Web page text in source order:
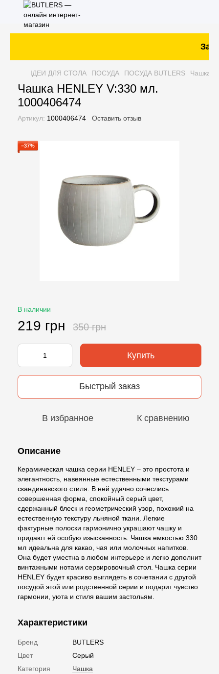
ІДЕИ ДЛЯ СТОЛА ПОСУДА ПОСУДА BUTLERS Чашка
Чашка HENLEY V:330 мл.
1000406474
Артикул: 1000406474 Оставить отзыв
−37%
В наличии
219 грн 350 грн
Купить
Быстрый заказ
В избранное К сравнению
Описание
Керамическая чашка серии HENLEY – это простота и
элегантность, навеянные естественными текстурами
скандинавского стиля. В ней удачно сочеслись
совершенная форма, спокойный серый цвет,
сдержанный блеск и геометрический узор, похожий на
естественную текстуру льняной ткани. Легкие
фактурные полоски гармонично украшают чашку и
придают ей особую изысканность. Чашка емкостью 330
мл идеальна для какао, чая или молочных напитков.
Она будет уместна в любом интерьере и легко дополнит
винтажными нотами сервировочный стол. Чашка серии
HENLEY будет красиво выглядеть в сочетании с другой
посудой этой или родственной серии и подарит чувство
гармонии, уюта и стиля вашим застольям.
Характеристики
Бренд
BUTLERS
Цвет
Серый
Категория
Чашка